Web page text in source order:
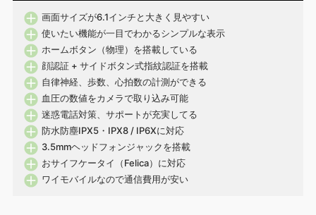
画面サイズが6.1インチと大きく見やすい
使いたい機能が一目でわかるシンプルな表示
ホームボタン（物理）を搭載している
顔認証 + サイドボタン式指紋認証を搭載
自律神経、歩数、心拍数の計測ができる
血圧の数値をカメラで取り込み可能
迷惑電話対策、サポートが充実してる
防水防塵IPX5・IPX8 / IP6Xに対応
3.5mmヘッドフォンジャックを搭載
おサイフケータイ（Felica）に対応
ワイモバイルなので通信費用が安い